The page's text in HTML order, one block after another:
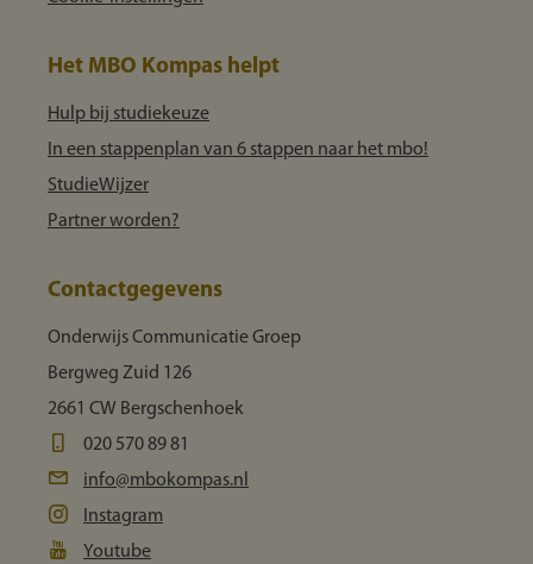
Het MBO Kompas helpt
Hulp bij studiekeuze
In een stappenplan van 6 stappen naar het mbo!
StudieWijzer
Partner worden?
Contactgegevens
Onderwijs Communicatie Groep
Bergweg Zuid 126
2661 CW Bergschenhoek
020 570 89 81
info@mbokompas.nl
Instagram
Youtube